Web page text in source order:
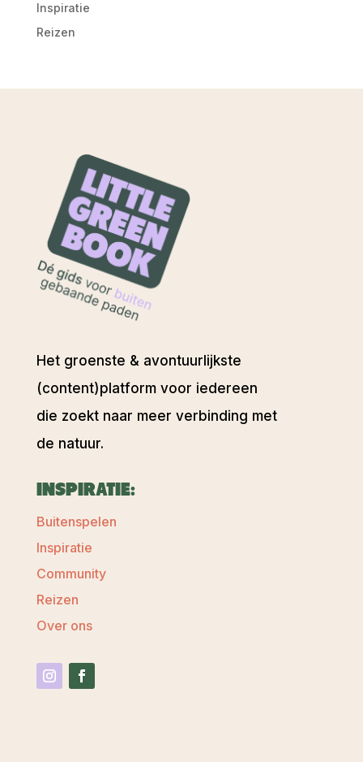
Inspiratie
Reizen
Het groenste & avontuurlijkste
(content)platform voor iedereen
die zoekt naar meer verbinding met
de natuur.
INSPIRATIE:
Buitenspelen
Inspiratie
Community
Reizen
Over ons